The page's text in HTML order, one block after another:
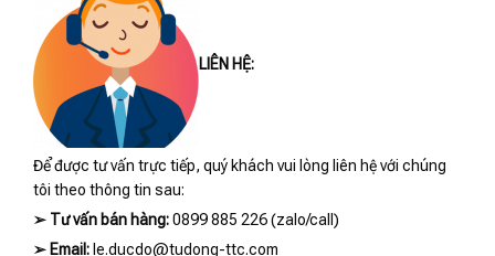
LIÊN HỆ:
Để được tư vấn trực tiếp, quý khách vui lòng liên hệ với chúng
tôi theo thông tin sau:
➢ Tư vấn bán hàng:0899 885 226 (zalo/call)
➢Email:le.ducdo@tudong-ttc.com